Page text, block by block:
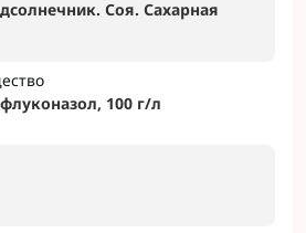
Соя. Сахарная
100 г/л